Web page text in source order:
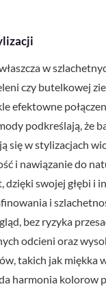
w
czy butelkowej
efektowne
podkreślają, że
się w stylizacjach
i nawiązanie do
dzięki swojej głębi i
i
bez ryzyka
odcieni oraz
takich jak miękka
harmonia kolorow